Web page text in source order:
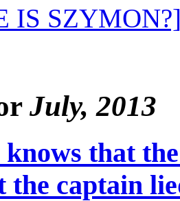
IS
July, 2013
that
the captain